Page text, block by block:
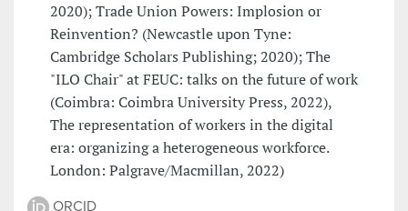
2020); Trade Union Powers: Implosion or
Reinvention? (Newcastle upon Tyne:
Cambridge Scholars Publishing; 2020); The
"ILO Chair" at FEUC: talks on the future of work
(Coimbra: Coimbra University Press, 2022),
The representation of workers in the digital
era: organizing a heterogeneous workforce.
London: Palgrave/Macmillan, 2022)
ORCID